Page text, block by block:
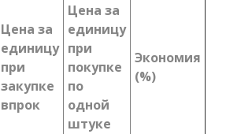
Цена за
единицу
при
закупке
впрок
Цена за
единицу
при
покупке
по
одной
штуке
Экономия
(%)